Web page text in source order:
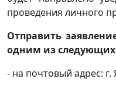
проведения личного
Отправить
одним из следующих
- на почтовый адрес: г.